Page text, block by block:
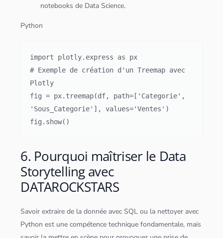
notebooks de Data Science.
Python
import plotly.express as px
# Exemple de création d'un Treemap avec
Plotly
fig = px.treemap(df, path=['Categorie',
'Sous_Categorie'], values='Ventes')
6. Pourquoi maîtriser le Data
Storytelling avec
DATAROCKSTARS
Savoir extraire de la donnée avec SQL ou la nettoyer avec
Python est une compétence technique fondamentale, mais